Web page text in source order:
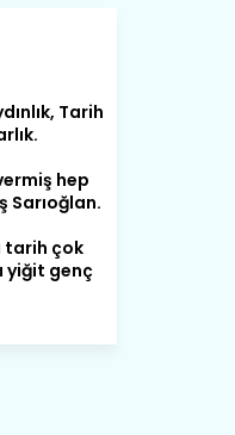
hep
tarih çok
yiğit genç
öğüt,